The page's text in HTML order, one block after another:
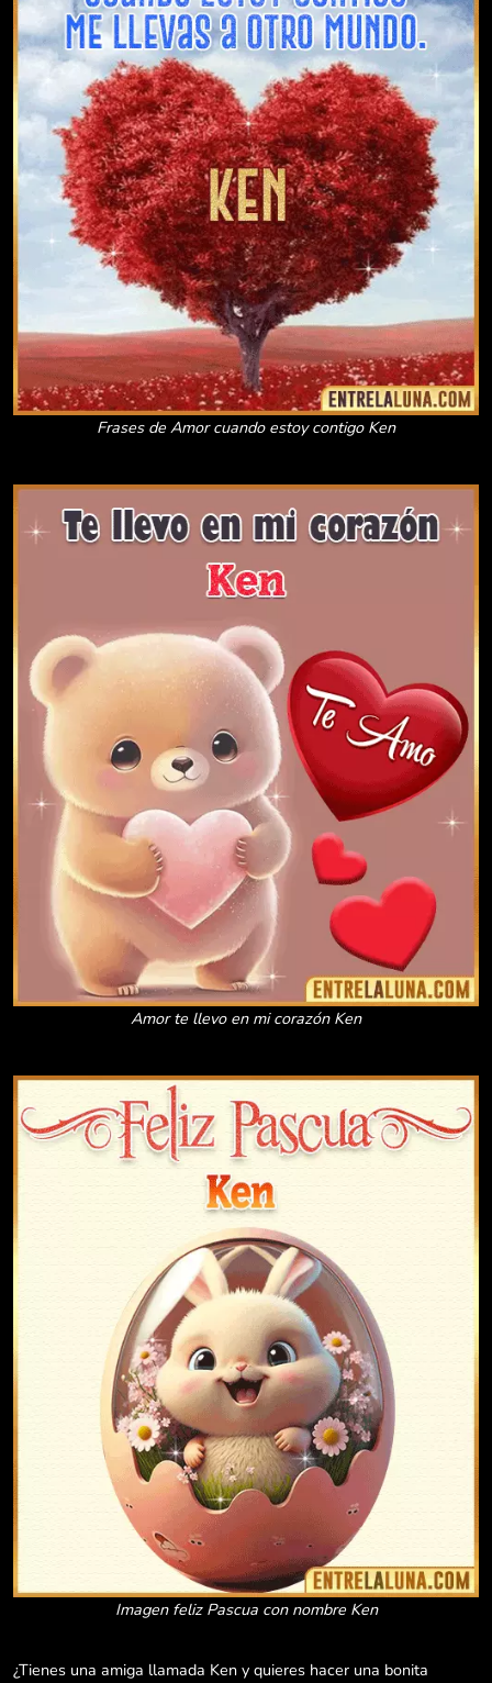
Frases de Amor cuando estoy contigo Ken
Amor te llevo en mi corazón Ken
Imagen feliz Pascua con nombre Ken
¿Tienes una amiga llamada Ken y quieres hacer una bonita